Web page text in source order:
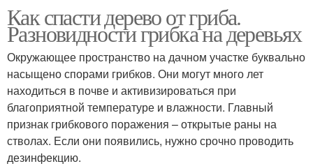
Как спасти дерево от гриба.
Разновидности грибка на деревьях
Окружающее пространство на дачном участке буквально
насыщено спорами грибков. Они могут много лет
находиться в почве и активизироваться при
благоприятной температуре и влажности. Главный
признак грибкового поражения – открытые раны на
стволах. Если они появились, нужно срочно проводить
дезинфекцию.